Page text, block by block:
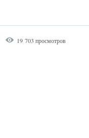
19 703 просмотров